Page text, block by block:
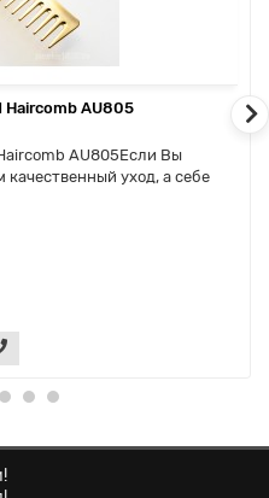
Haircomb AU805
AU805Если Вы
уход, а себе